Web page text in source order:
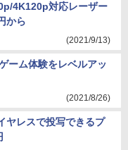
4K120p対応レーザー
から
(2021/9/13)
ーム体験をレベルアッ
(2021/8/26)
ヤレスで投写できるプ